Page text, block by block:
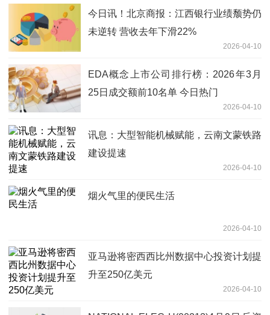
今日讯！北京商报：江西银行业绩颓势仍
未逆转 营收去年下滑22%
2026-04-10
EDA概念上市公司排行榜：2026年3月
25日成交额前10名单 今日热门
2026-04-10
讯息：大型智能机械赋能，云南文蒙铁路
建设提速
2026-04-10
烟火气里的便民生活
2026-04-10
亚马逊将密西西比州数据中心投资计划提
升至250亿美元
2026-04-10